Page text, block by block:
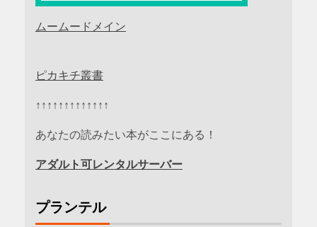
ムームードメイン
ピカキチ叢書
↑↑↑↑↑↑↑↑↑↑↑↑↑
あなたの読みたい本がここにある！
アダルト可レンタルサーバー
プランテル